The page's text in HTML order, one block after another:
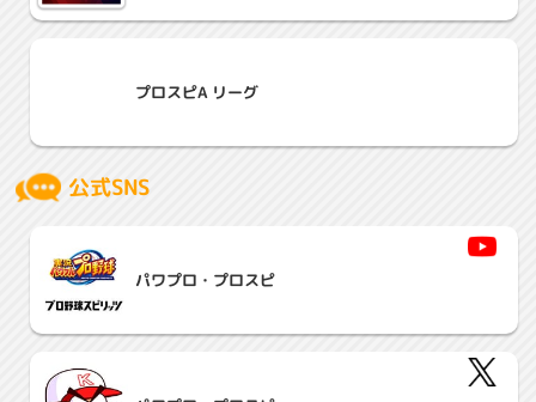
プロスピA リーグ
公式SNS
パワプロ・プロスピ